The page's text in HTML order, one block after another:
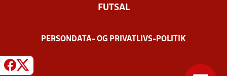
FUTSAL
PERSONDATA- OG PRIVATLIVS-POLITIK